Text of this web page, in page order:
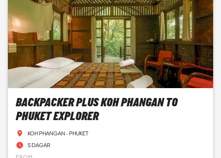
BACKPACKER PLUS KOH PHANGAN TO
PHUKET EXPLORER
KOH PHANGAN - PHUKET
5 DAGAR